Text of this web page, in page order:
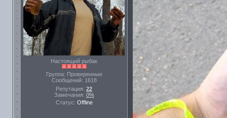
Настоящий рыбак
Группа: Проверенные
Сообщений: 1618
Репутация: 22
Замечания: 0%
Статус: Offline